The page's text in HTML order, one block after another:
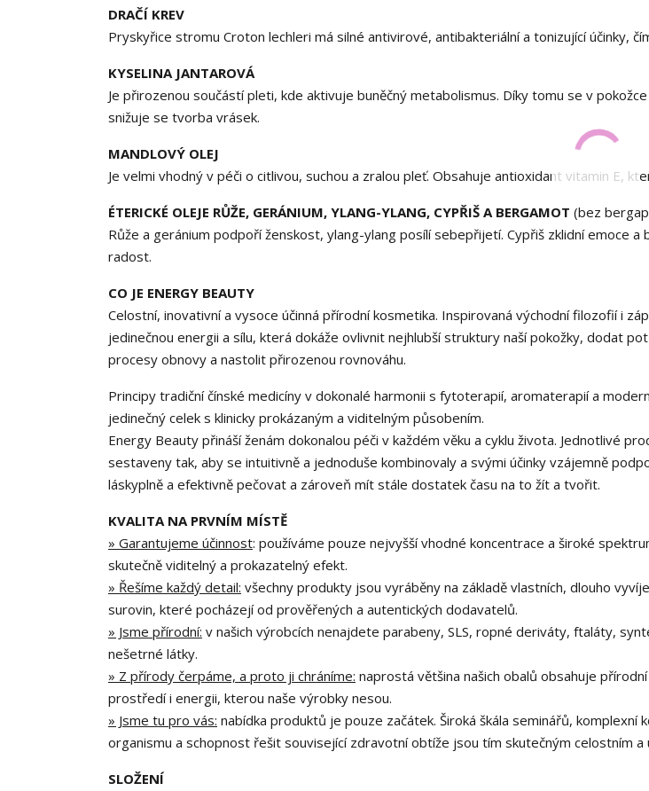
DRAČÍ KREV
Pryskyřice stromu Croton lechleri má silné antivirové, antibakteriální a tonizující účinky,
KYSELINA JANTAROVÁ
Je přirozenou součástí pleti, kde aktivuje buněčný metabolismus. Díky tomu se v
snižuje se tvorba vrásek.
MANDLOVÝ OLEJ
Je velmi vhodný v péči o citlivou, suchou a zralou pleť. Obsahuje antioxidant vitamin E,
ÉTERICKÉ OLEJE RŮŽE, GERÁNIUM, YLANG-YLANG, CYPŘIŠ A BERGAMOT (bez
Růže a geránium podpoří ženskost, ylang-ylang posílí sebepřijetí. Cypřiš zklidní emoce
radost.
CO JE ENERGY BEAUTY
Celostní, inovativní a vysoce účinná přírodní kosmetika. Inspirovaná východní filozofií i
jedinečnou energii a sílu, která dokáže ovlivnit nejhlubší struktury naší pokožky, dodat
procesy obnovy a nastolit přirozenou rovnováhu.
Principy tradiční čínské medicíny v dokonalé harmonii s fytoterapií, aromaterapií a
jedinečný celek s klinicky prokázaným a viditelným působením.
Energy Beauty přináší ženám dokonalou péči v každém věku a cyklu života. Jednotlivé
sestaveny tak, aby se intuitivně a jednoduše kombinovaly a svými účinky vzájemně
láskyplně a efektivně pečovat a zároveň mít stále dostatek času na to žít a tvořit.
KVALITA NA PRVNÍM MÍSTĚ
» Garantujeme účinnost: používáme pouze nejvyšší vhodné koncentrace a široké
skutečně viditelný a prokazatelný efekt.
» Řešíme každý detail: všechny produkty jsou vyráběny na základě vlastních, dlouho
surovin, které pocházejí od prověřených a autentických dodavatelů.
» Jsme přírodní: v našich výrobcích nenajdete parabeny, SLS, ropné deriváty, ftaláty,
nešetrné látky.
» Z přírody čerpáme, a proto ji chráníme: naprostá většina našich obalů obsahuje
prostředí i energii, kterou naše výrobky nesou.
» Jsme tu pro vás: nabídka produktů je pouze začátek. Široká škála seminářů, komplexní
organismu a schopnost řešit související zdravotní obtíže jsou tím skutečným celostním a
SLOŽENÍ